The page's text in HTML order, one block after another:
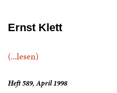
Ernst Klett
(...lesen)
Heft 589, April 1998